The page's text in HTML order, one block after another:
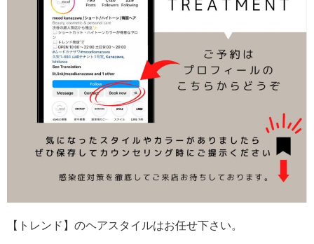
【トレンド】のヘアスタイルはお任せ下さい。